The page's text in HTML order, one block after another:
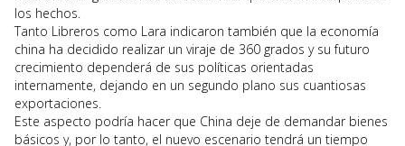
los hechos.
Tanto Libreros como Lara indicaron también que la economía
china ha decidido realizar un viraje de 360 grados y su futuro
crecimiento dependerá de sus políticas orientadas
internamente, dejando en un segundo plano sus cuantiosas
exportaciones.
Este aspecto podría hacer que China deje de demandar bienes
básicos y, por lo tanto, el nuevo escenario tendrá un tiempo